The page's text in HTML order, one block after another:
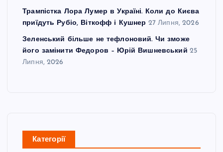
Трампістка Лора Лумер в Україні. Коли до Києва
приїдуть Рубіо, Віткофф і Кушнер 27 Липня, 2026
Зеленський більше не тефлоновий. Чи зможе
його замінити Федоров – Юрій Вишневський 25
Липня, 2026
Категорії